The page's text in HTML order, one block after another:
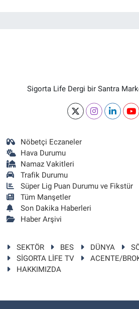
Sigorta Life Dergi bir Santra
Nöbetçi Eczaneler
Hava Durumu
Namaz Vakitleri
Trafik Durumu
Süper Lig Puan Durumu ve Fikstür
Tüm Manşetler
Son Dakika Haberleri
Haber Arşivi
SEKTÖR BES DÜNYA
SİGORTA LİFE TV
ACENTE/
HAKKIMIZDA